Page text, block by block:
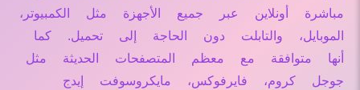
مباشرة أونلاين عبر جميع الأجهزة مثل الكمبيوتر،
الموبايل، والتابلت دون الحاجة إلى تحميل. كما
أنها متوافقة مع معظم المتصفحات الحديثة مثل
جوجل كروم، فايرفوكس، مايكروسوفت إيدج